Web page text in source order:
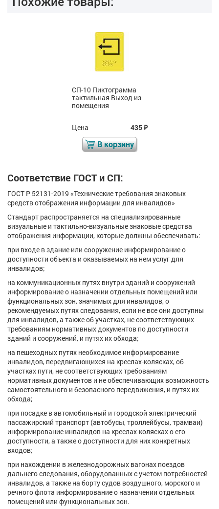
СП-10 Пиктограмма
тактильная Выход из
помещения
Цена 435₽
В корзину
Соответствие ГОСТ и СП:
ГОСТ Р 52131-2019 «Технические требования знаковых
средств отображения информации для инвалидов»
Стандарт распространяется на специализированные
визуальные и тактильно-визуальные знаковые средства
отображения информации, которые должны обеспечивать:
при входе в здание или сооружение информирование о
доступности объекта и оказываемых на нем услуг для
инвалидов;
на коммуникационных путях внутри зданий и сооружений
информирование о назначении отдельных помещений или
функциональных зон, значимых для инвалидов, о
рекомендуемых путях следования, если не все они доступны
для инвалидов, а также об участках, не соответствующих
требованиям нормативных документов по доступности
зданий и сооружений, и путях их обхода;
на пешеходных путях необходимое информирование
инвалидов, передвигающихся на креслах-колясках, об
участках пути, не соответствующих требованиям
нормативных документов и не обеспечивающих возможность
самостоятельного и безопасного передвижения, и путях их
обхода;
при посадке в автомобильный и городской электрический
пассажирский транспорт (автобусы, троллейбусы, трамваи)
информирование инвалидов на креслах-колясках о его
доступности, а также о доступности для них конкретных
входов;
при нахождении в железнодорожных вагонах поездов
дальнего следования, оборудованных с учетом потребностей
инвалидов, а также на борту судов воздушного, морского и
речного флота информирование о назначении отдельных
помещений или функциональных зон.